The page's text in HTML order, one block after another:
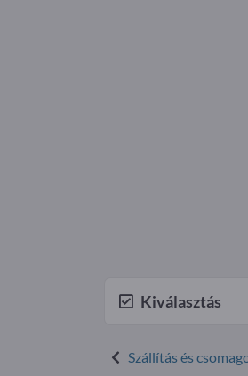
Kiválasztás
Szállítás és